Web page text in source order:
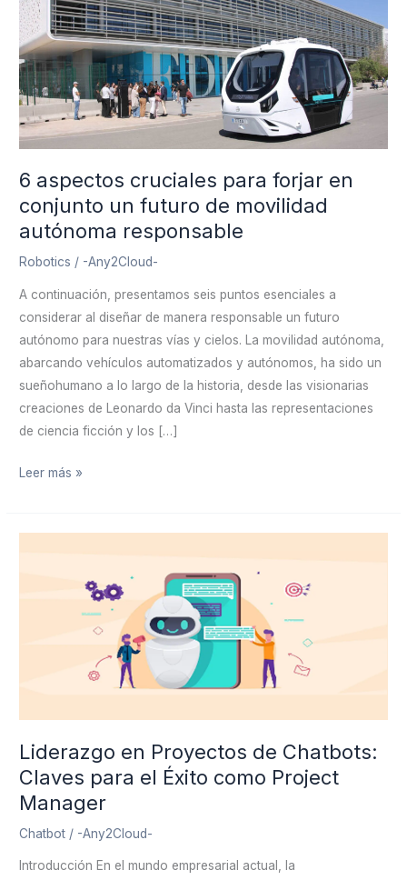
6 aspectos cruciales para forjar en
conjunto un futuro de movilidad
autónoma responsable
Robotics / -Any2Cloud-
A continuación, presentamos seis puntos esenciales a
considerar al diseñar de manera responsable un futuro
autónomo para nuestras vías y cielos. La movilidad autónoma,
abarcando vehículos automatizados y autónomos, ha sido un
sueñohumano a lo largo de la historia, desde las visionarias
creaciones de Leonardo da Vinci hasta las representaciones
de ciencia ficción y los […]
cruciales
para
forjar
en
conjunto
un
futuro
movilidad
autónoma
responsable
Leer más »
Liderazgo en Proyectos de Chatbots:
Claves para el Éxito como Project
Manager
Chatbot / -Any2Cloud-
Introducción En el mundo empresarial actual, la
Éxito
como
Project
Manager